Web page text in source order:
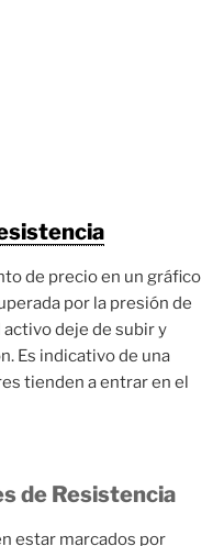
de precio en un gráfico
por la presión de
deje de subir y
Es indicativo de una
tienden a entrar en el
de Resistencia
estar marcados por